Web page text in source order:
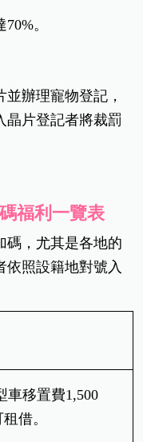
。
辦理寵物登記，
晶片登記者將裁罰
福利一覽表
碼，尤其是各地的
照設籍地對號入
車移置費1,500
借。